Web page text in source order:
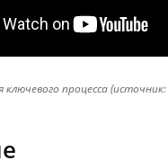
ключевого процесса